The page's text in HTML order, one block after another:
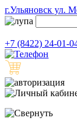
г.Ульяновск ул.
+7 (8422) 24-01-